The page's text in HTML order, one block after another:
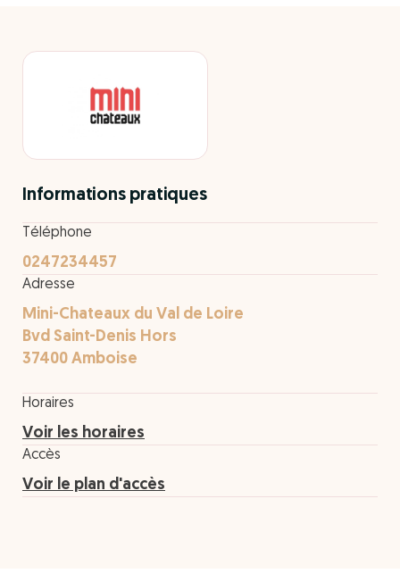
Informations pratiques
Téléphone
0247234457
Adresse
Mini-Chateaux du Val de Loire
Bvd Saint-Denis Hors
37400 Amboise
Horaires
Voir les horaires
Accès
Voir le plan d'accès